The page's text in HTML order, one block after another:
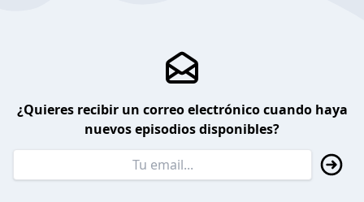
¿Quieres recibir un correo electrónico cuando haya
nuevos episodios disponibles?